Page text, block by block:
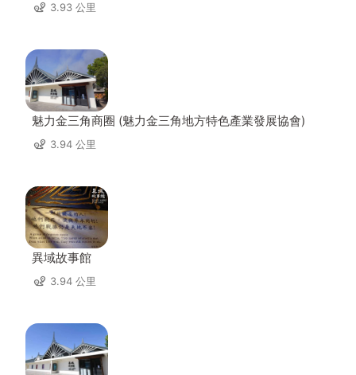
3.93 公里
魅力金三角商圈 (魅力金三角地方特色產業發展協會)
3.94 公里
異域故事館
3.94 公里